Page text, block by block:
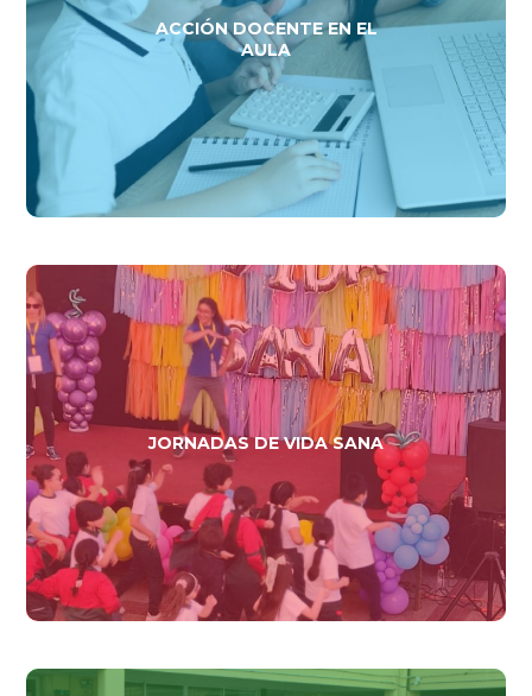
ACCIÓN DOCENTE EN EL
AULA
JORNADAS DE VIDA SANA